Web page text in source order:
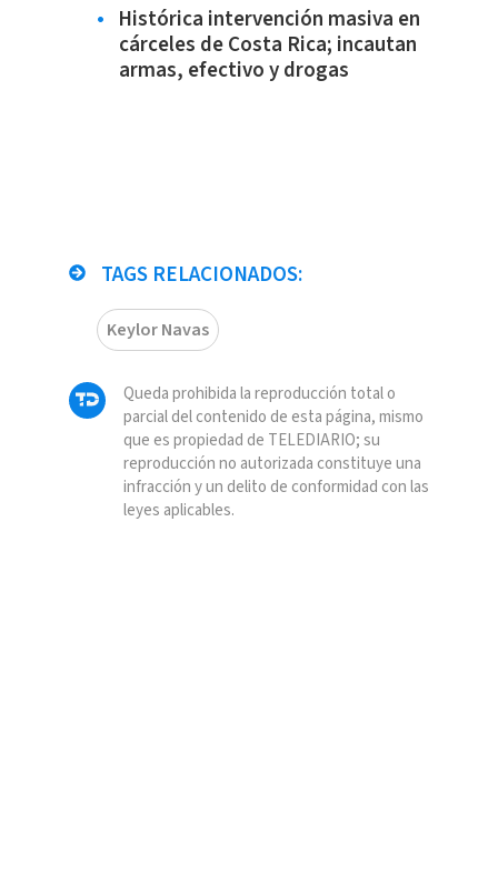
Histórica intervención masiva en
cárceles de Costa Rica; incautan
armas, efectivo y drogas
TAGS RELACIONADOS:
Keylor Navas
Queda prohibida la reproducción total o
parcial del contenido de esta página, mismo
que es propiedad de TELEDIARIO; su
reproducción no autorizada constituye una
infracción y un delito de conformidad con las
leyes aplicables.